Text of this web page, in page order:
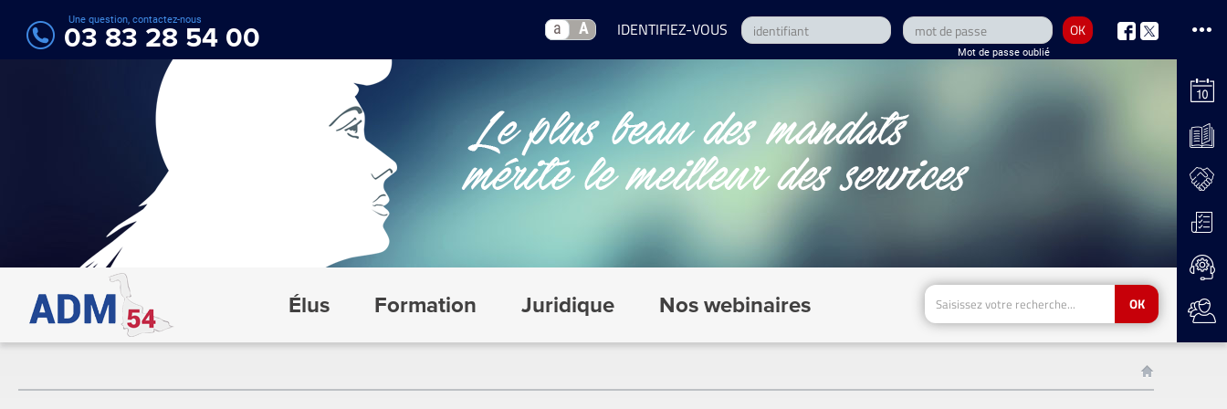
a A OK
Mot de passe oublié
nous
sur
nous
sur
Une question, contactez-nous
03 83 28 54 00
Élus Formation Juridique Nos webinaires OK